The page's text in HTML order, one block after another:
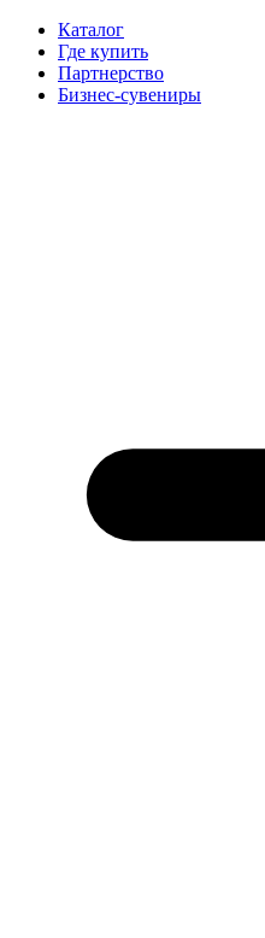
Каталог
Где купить
Партнерство
Бизнес-сувениры